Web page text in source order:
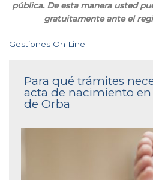
pública. De esta manera usted
gratuitamente ante el
Gestiones On Line
Para qué trámites
acta de nacimiento en
de Orba